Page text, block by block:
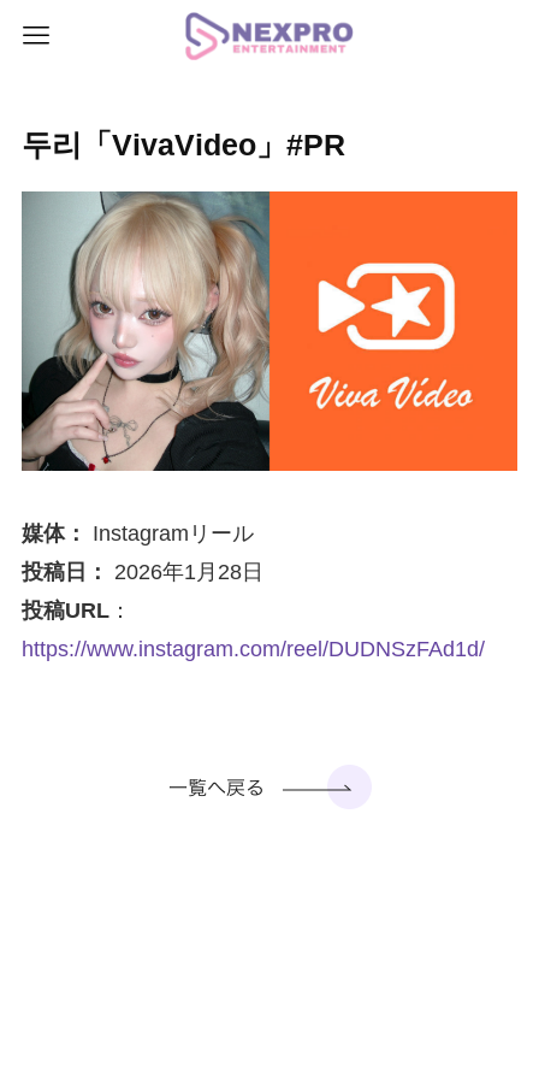
두리「VivaVideo」#PR
媒体：
Instagramリール
投稿日：
2026年1月28日
投稿URL：
https://www.instagram.com/reel/DUDNSzFAd1d/